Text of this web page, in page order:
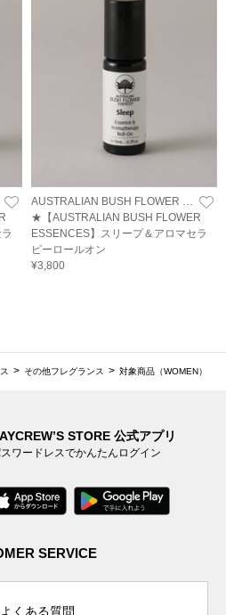
AUSTRALIAN BUSH FLOWER ESSENCES
★【AUSTRALIAN BUSH FLOWER
ESSENCES】スリープ＆アロマセラ
ピーロールオン
¥3,800
その他フレグランス 対象商品（WOMEN）
STORE 公式アプリ
ワードレスでかんたんログイン
SERVICE
よくある質問